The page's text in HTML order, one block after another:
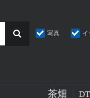
写真 イ
茶畑